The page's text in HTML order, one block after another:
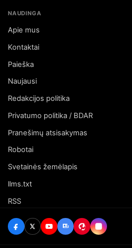
NAUDINGA
Apie mus
Kontaktai
Paieška
Naujausi
Redakcijos politika
Privatumo politika / BDAR
Pranešimų atsisakymas
Robotai
Svetainės žemėlapis
llms.txt
RSS